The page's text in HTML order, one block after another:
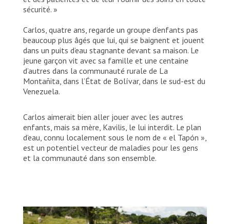
organización dona suministros esenciales, ofrece
la gestión y eliminación de residuos hospitalarios.
© Jesùs Vargas
sécurité. »
Carlos, quatre ans, regarde un groupe d’enfants pas
beaucoup plus âgés que lui, qui se baignent et jouent
dans un puits d’eau stagnante devant sa maison. Le
jeune garçon vit avec sa famille et une centaine
d’autres dans la communauté rurale de La
Montañita, dans l’État de Bolívar, dans le sud-est du
Venezuela.
Carlos aimerait bien aller jouer avec les autres
enfants, mais sa mère, Kavilis, le lui interdit. Le plan
d’eau, connu localement sous le nom de « el Tapón »,
est un potentiel vecteur de maladies pour les gens
et la communauté dans son ensemble.